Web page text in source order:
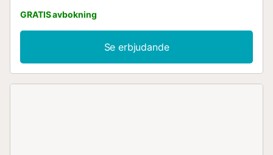
GRATIS avbokning
Se erbjudande